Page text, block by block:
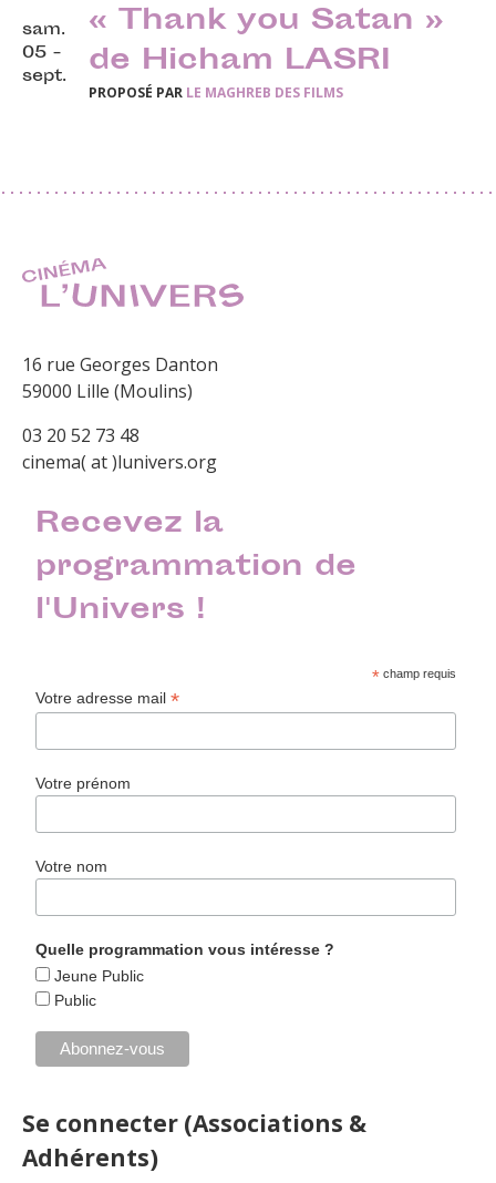
sam.
05 -
sept.
« Thank you Satan »
de Hicham LASRI
PROPOSÉ PAR LE MAGHREB DES FILMS
16 rue Georges Danton
59000 Lille (Moulins)
03 20 52 73 48
cinema( at )lunivers.org
Recevez la
programmation de
l'Univers !
* champ requis
Votre adresse mail*
Votre prénom
Votre nom
Quelle programmation vous intéresse ?
Jeune Public
Public
Se connecter (Associations &
Adhérents)